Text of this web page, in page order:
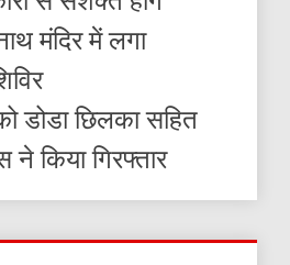
मंदिर में लगा
डोडा छिलका सहित
किया गिरफ्तार